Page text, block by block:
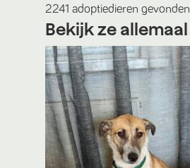
2241 adoptiedieren gevonden
Bekijk ze allemaal